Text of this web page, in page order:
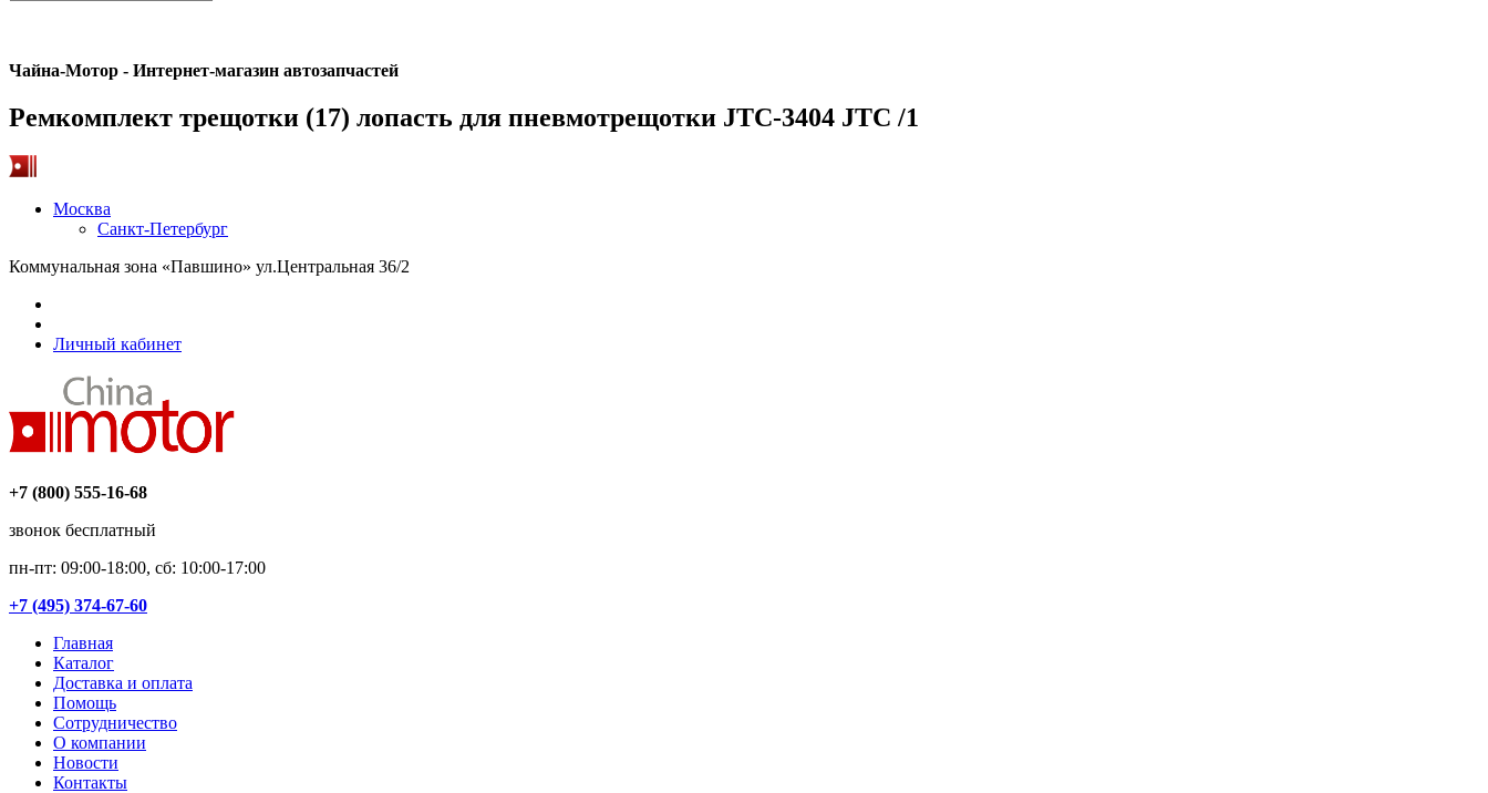
Чайна-Мотор - Интернет-магазин автозапчастей
Ремкомплект трещотки (17) лопасть для пневмотрещотки JTC-3404 JTC /1
Москва
Санкт-Петербург
Коммунальная зона «Павшино» ул.Центральная 36/2
Личный кабинет
+7 (800) 555-16-68
звонок бесплатный
пн-пт: 09:00-18:00, сб: 10:00-17:00
+7 (495) 374-67-60
Главная
Каталог
Доставка и оплата
Помощь
Сотрудничество
О компании
Новости
Контакты